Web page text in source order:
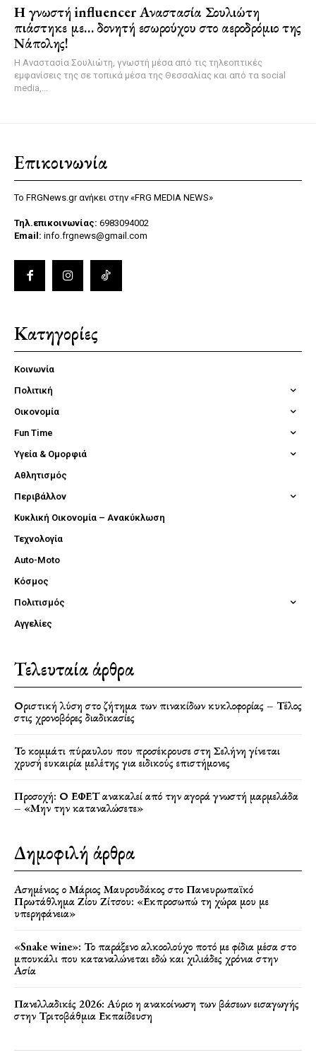
Η γνωστή influencer Αναστασία Σουλιώτη
πιάστηκε με… δονητή εσωρούχου στο αεροδρόμιο της
Νάπολης!
Η Αναστασία Σουλιώτη, γνωστή μέσα από τις τηλεοπτικές
εμφανίσεις της σε τοπικά μέσα της Θεσσαλίας και από τα social
media,...
Επικοινωνία
Το FRGNews.gr ανήκει στην «FRG MEDIA NEWS»
Τηλ.επικοινωνίας: 6983094002
Email: info.frgnews@gmail.com
Κατηγορίες
Κοινωνία
Πολιτική
Οικονομία
Fun Time
Υγεία & Ομορφιά
Αθλητισμός
Περιβάλλον
Κυκλική Οικονομία – Ανακύκλωση
Τεχνολογία
Auto-Moto
Κόσμος
Πολιτισμός
Αγγελίες
Τελευταία άρθρα
Οριστική λύση στο ζήτημα των πινακίδων κυκλοφορίας – Τέλος
στις χρονοβόρες διαδικασίες
Το κομμάτι πύραυλου που προσέκρουσε στη Σελήνη γίνεται
χρυσή ευκαιρία μελέτης για ειδικούς επιστήμονες
Προσοχή: Ο ΕΦΕΤ ανακαλεί από την αγορά γνωστή μαρμελάδα
– «Μην την καταναλώσετε»
Δημοφιλή άρθρα
Ασημένιος ο Μάριος Μαυρουδάκος στο Πανευρωπαϊκό
Πρωτάθλημα Ζίου Ζίτσου: «Εκπροσωπώ τη χώρα μου με
υπερηφάνεια»
«Snake wine»: Το παράξενο αλκοολούχο ποτό με φίδια μέσα στο
μπουκάλι που καταναλώνεται εδώ και χιλιάδες χρόνια στην
Ασία
Πανελλαδικές 2026: Αύριο η ανακοίνωση των βάσεων εισαγωγής
στην Τριτοβάθμια Εκπαίδευση